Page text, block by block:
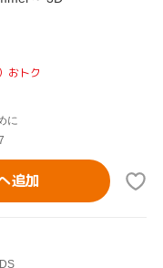
おトク
に
追加